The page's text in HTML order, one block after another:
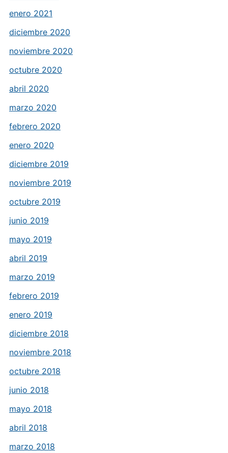
enero 2021
diciembre 2020
noviembre 2020
octubre 2020
abril 2020
marzo 2020
febrero 2020
enero 2020
diciembre 2019
noviembre 2019
octubre 2019
junio 2019
mayo 2019
abril 2019
marzo 2019
febrero 2019
enero 2019
diciembre 2018
noviembre 2018
octubre 2018
junio 2018
mayo 2018
abril 2018
marzo 2018